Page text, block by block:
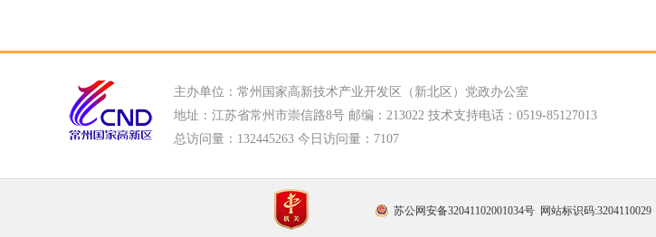
主办单位：常州国家高新技术产业开发区（新北区）党政办公室
地址：江苏省常州市崇信路8号 邮编：213022 技术支持电话：0519-85127013
总访问量： 132445263 今日访问量： 7107
苏公网安备32041102001034号 网站标识码:3204110029